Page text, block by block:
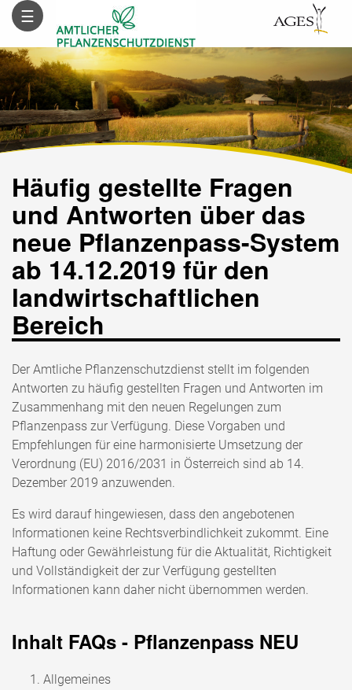
Inhalt
Accesskey
0)
Hauptnavigation
Accesskey
1)
Subnavigation
Accesskey
2)
Suche
Accesskey
3)
☰
Häufig gestellte Fragen
und Antworten über das
neue Pflanzenpass-System
ab 14.12.2019 für den
landwirtschaftlichen
Bereich
Der Amtliche Pflanzenschutzdienst stellt im folgenden
Antworten zu häufig gestellten Fragen und Antworten im
Zusammenhang mit den neuen Regelungen zum
Pflanzenpass zur Verfügung. Diese Vorgaben und
Empfehlungen für eine harmonisierte Umsetzung der
Verordnung (EU) 2016/2031 in Österreich sind ab 14.
Dezember 2019 anzuwenden.
Es wird darauf hingewiesen, dass den angebotenen
Informationen keine Rechtsverbindlichkeit zukommt. Eine
Haftung oder Gewährleistung für die Aktualität, Richtigkeit
und Vollständigkeit der zur Verfügung gestellten
Informationen kann daher nicht übernommen werden.
Inhalt FAQs - Pflanzenpass NEU
Allgemeines